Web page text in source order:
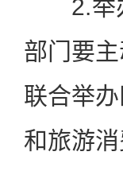
2.举办
部门要
联合举
和旅游